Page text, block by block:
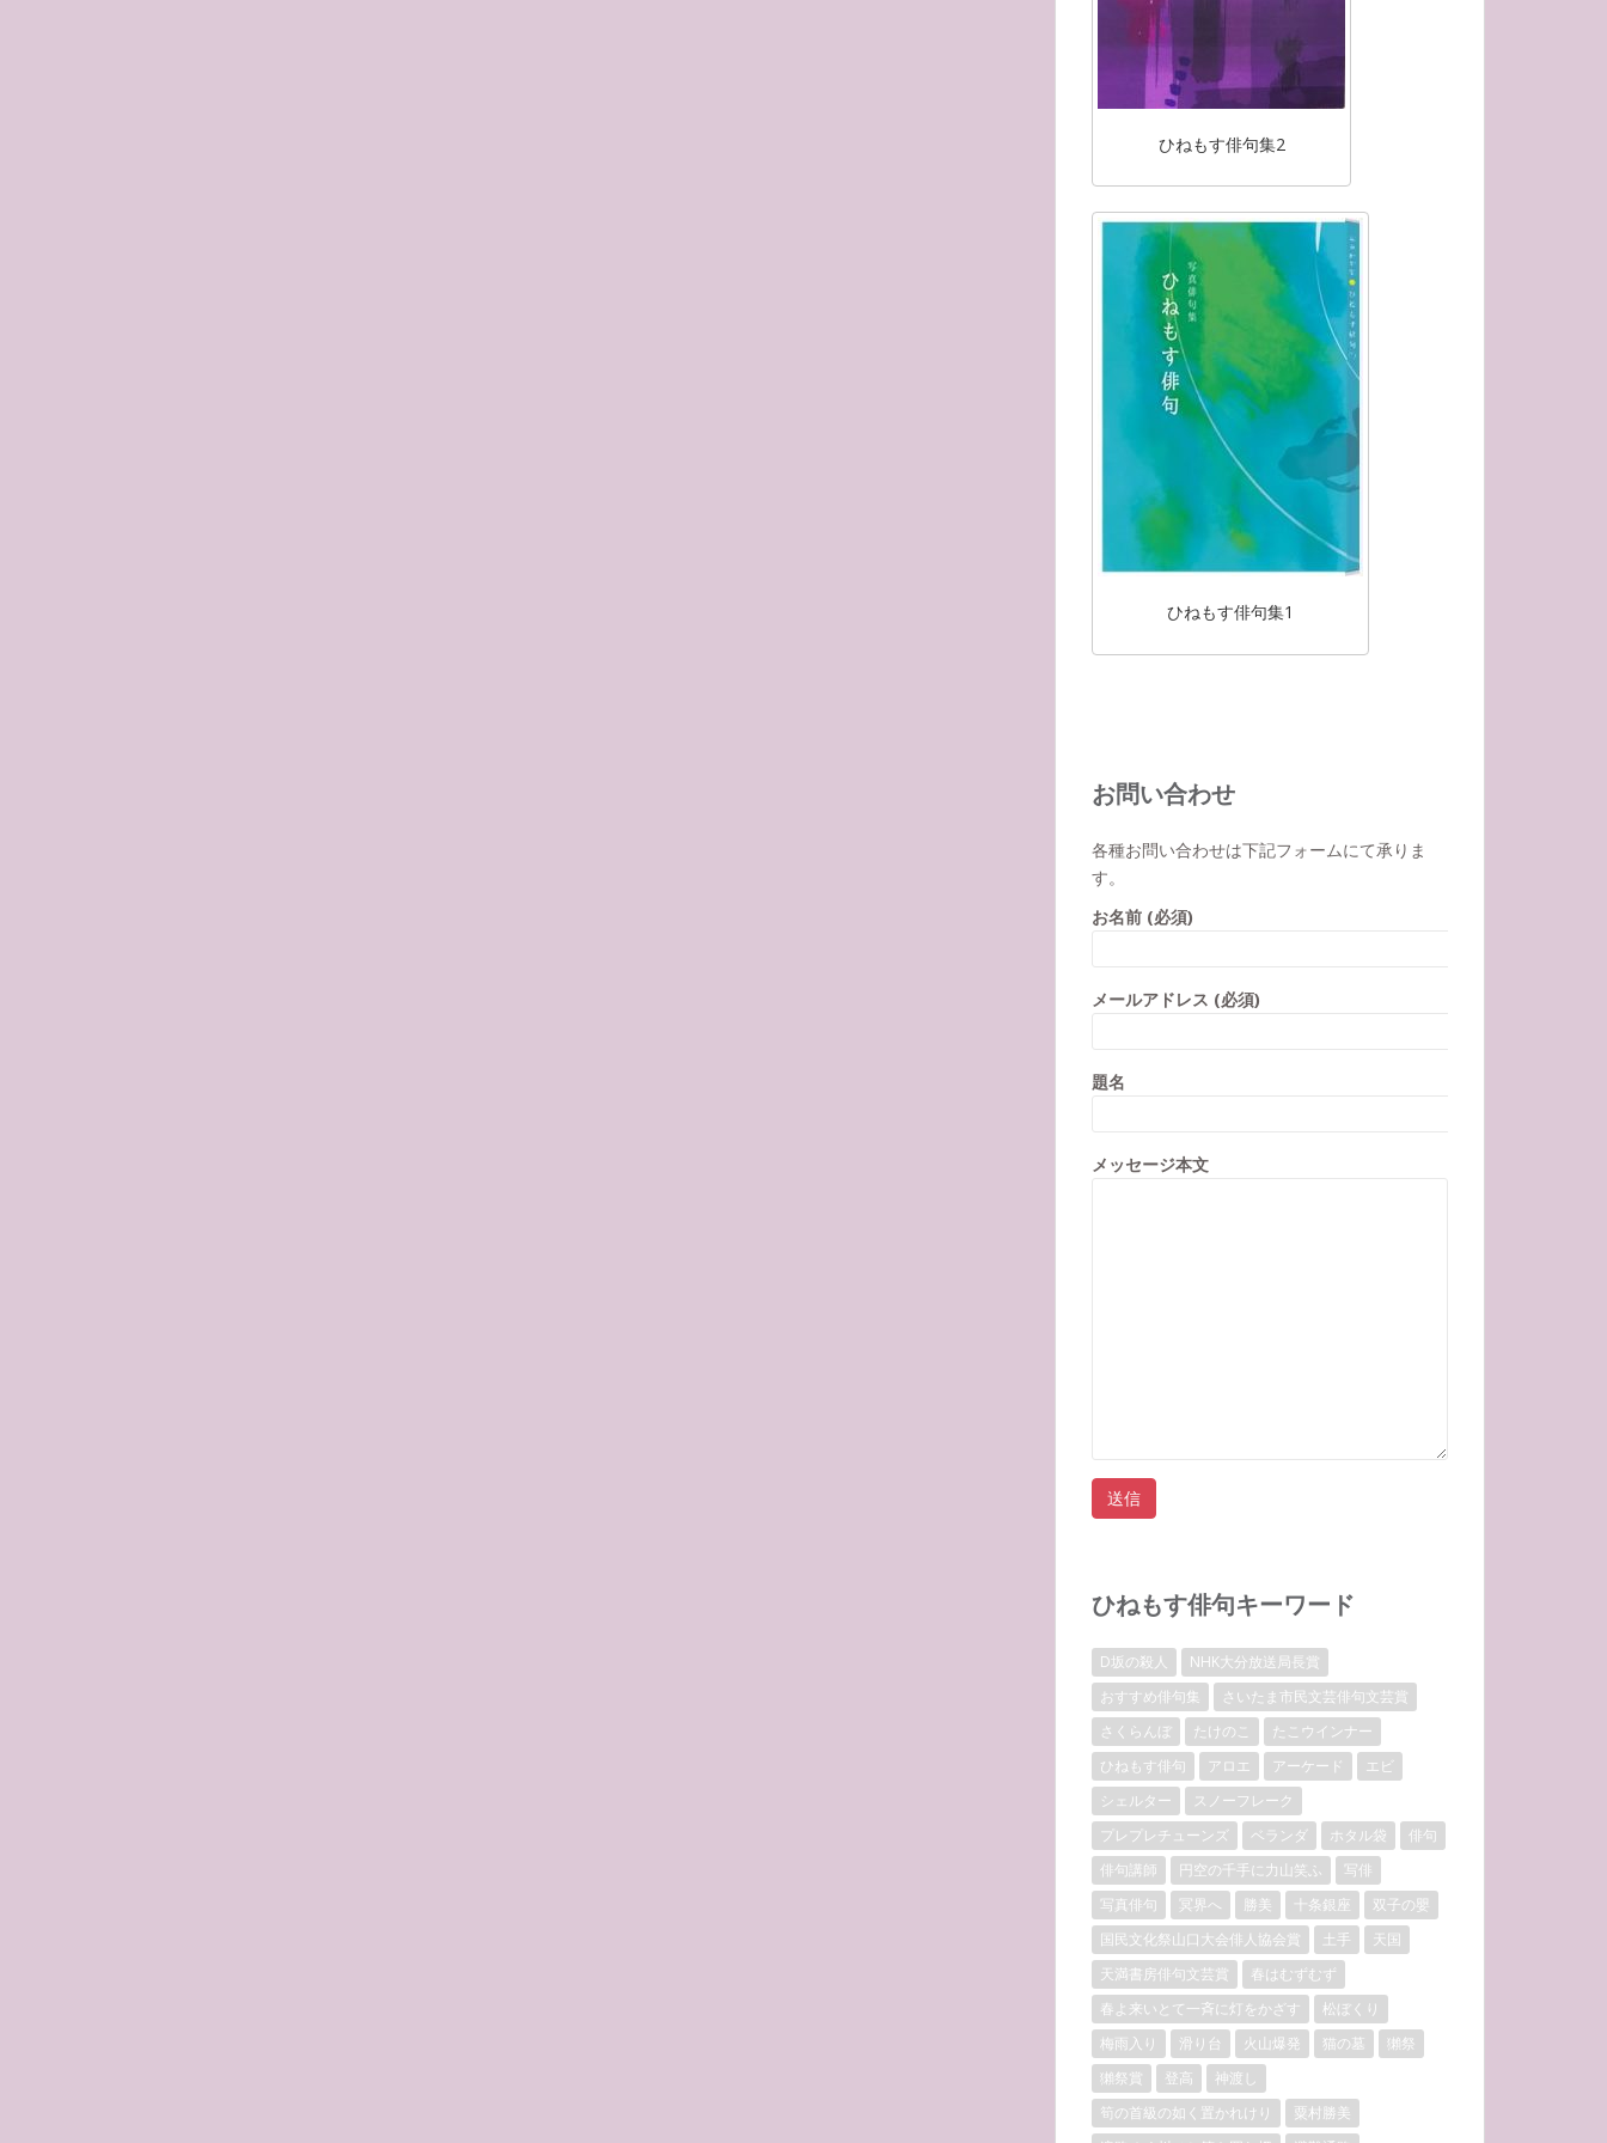
ひねもす俳句集2
ひねもす俳句集1
お問い合わせ
各種お問い合わせは下記フォームにて承りま
す。
お名前 (必須)
メールアドレス (必須)
題名
メッセージ本文
ひねもす俳句キーワード
D坂の殺人
NHK大分放送局長賞
おすすめ俳句集
さいたま市民文芸俳句文芸賞
さくらんぼ
たけのこ
たこウインナー
ひねもす俳句
アロエ アーケード
エビ
シェルター
スノーフレーク
プレプレチューンズ
ベランダ ホタル袋
俳句
俳句講師
円空の千手に力山笑ふ
写俳
写真俳句
冥界へ 勝美 十条銀座
双子の嬰
国民文化祭山口大会俳人協会賞
土手
天国
天満書房俳句文芸賞
春はむずむず
春よ来いとて一斉に灯をかざす
松ぼくり
梅雨入り
滑り台 火山爆発 猫の墓
獺祭
獺祭賞
登高
神渡し
筍の首級の如く置かれけり
粟村勝美